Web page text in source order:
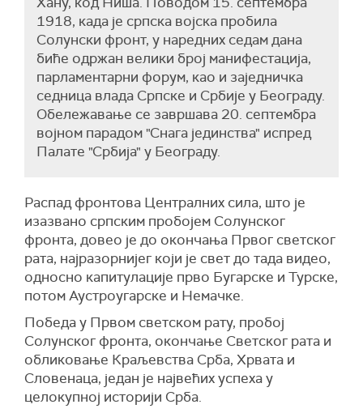
1918, када је српска војска пробила
Солунски фронт, у наредних седам дана
биће одржан велики број манифестација,
парламентарни форум, као и заједничка
седница влада Српске и Србије у Београду.
Обележавање се завршава 20. септембра
војном парадом "Снага јединства" испред
Палате "Србија" у Београду.
Распад фронтова Централних сила, што је
изазвано српским пробојем Солунског
фронта, довео је до окончања Првог светског
рата, најразорнијег који је свет до тада видео,
односно капитулације прво Бугарске и Турске,
потом Аустроугарске и Немачке.
Победа у Првом светском рату, пробој
Солунског фронта, окончање Светског рата и
обликовање Краљевства Срба, Хрвата и
Словенаца, један је највећих успеха у
целокупној историји Срба.